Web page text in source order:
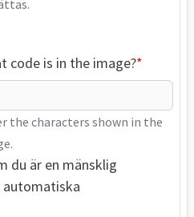
code is in the image?
the characters shown in the
du är en mänsklig
automatiska